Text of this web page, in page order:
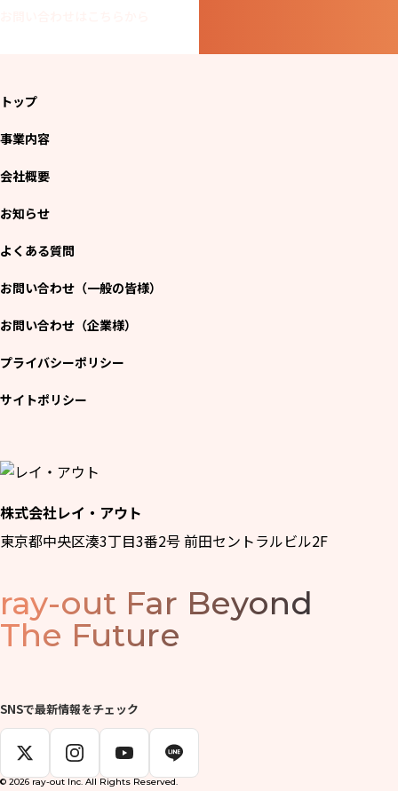
株式会社レイ・アウト
東京都中央区湊3丁目3番2号 前田セントラルビル2F
トップ
事業内容
会社概要
お知らせ
よくある質問
お問い合わせ（一般の皆様）
お問い合わせ（企業様）
プライバシーポリシー
サイトポリシー
ray-out Far Beyond
The Future
SNSで最新情報をチェック
© 2026 ray-out Inc. All Rights Reserved.